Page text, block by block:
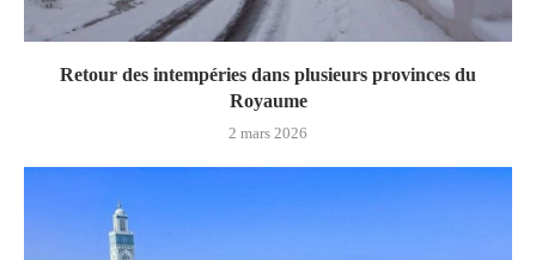
Retour des intempéries dans plusieurs provinces du
Royaume
2 mars 2026